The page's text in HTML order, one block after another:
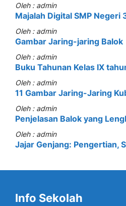
Oleh : admin
Majalah Digital SMP Negeri
Oleh : admin
Gambar Jaring-jaring Balok
Oleh : admin
Buku Tahunan Kelas IX
Oleh : admin
11 Gambar Jaring-Jaring
Oleh : admin
Penjelasan Balok yang
Oleh : admin
Jajar Genjang: Pengertian,
Info Sekolah